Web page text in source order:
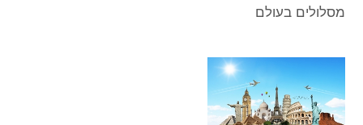
מסלולים בעולם